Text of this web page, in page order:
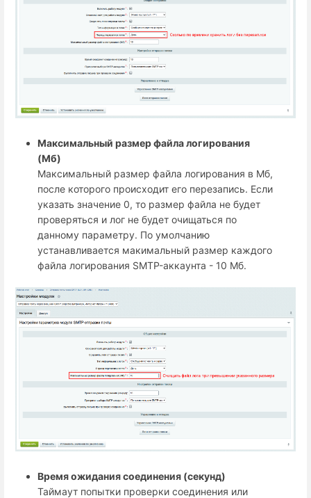
Максимальный размер файла логирования
(Мб)
Максимальный размер файла логирования в Мб,
после которого происходит его перезапись. Если
указать значение 0, то размер файла не будет
проверяться и лог не будет очищаться по
данному параметру. По умолчанию
устанавливается макимальный размер каждого
файла логирования SMTP-аккаунта - 10 Мб.
Время ожидания соединения (секунд)
Таймаут попытки проверки соединения или